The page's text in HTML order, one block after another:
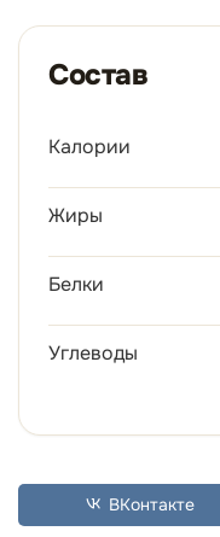
Состав
Калории
Жиры
Белки
Углеводы
ВКонтакте